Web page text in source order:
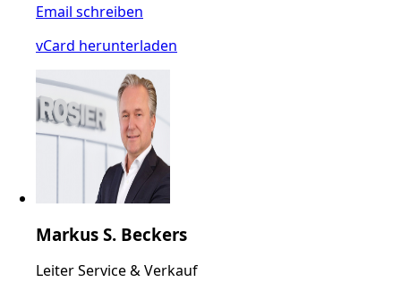
Email schreiben
vCard herunterladen
Markus S. Beckers
Leiter Service & Verkauf